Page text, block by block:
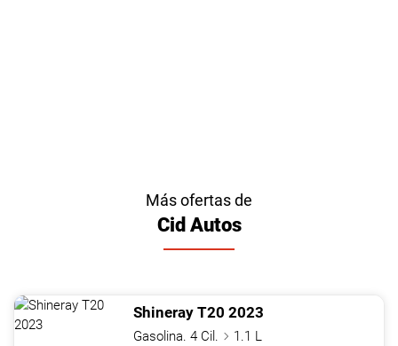
Más ofertas de
Cid Autos
Shineray T20 2023
Gasolina. 4 Cil.
1.1 L